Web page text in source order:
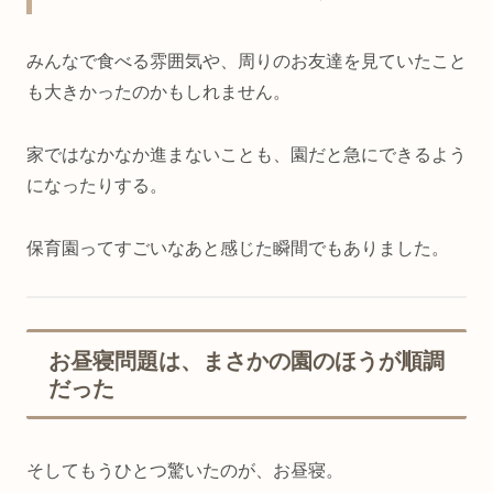
みんなで食べる雰囲気や、周りのお友達を見ていたこと
も大きかったのかもしれません。
家ではなかなか進まないことも、園だと急にできるよう
になったりする。
保育園ってすごいなあと感じた瞬間でもありました。
お昼寝問題は、まさかの園のほうが順調
だった
そしてもうひとつ驚いたのが、お昼寝。